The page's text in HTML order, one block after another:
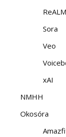
ReALM
Sora
Veo
xAI
NMHH
Okosóra